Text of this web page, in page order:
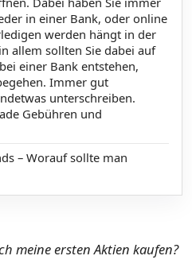
in einer Bank, oder online
werden hängt in der
allem sollten Sie dabei auf
einer Bank entstehen,
Immer gut
unterschreiben.
Gebühren und
– Worauf sollte man
meine ersten Aktien kaufen?